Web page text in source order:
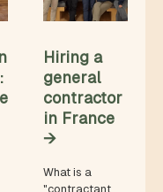
Hiring a
general
contractor
in France
→
What is a
"contractant